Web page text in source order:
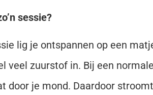
sessie?
lig je ontspannen op een
veel zuurstof in. Bij een
door je mond. Daardoor